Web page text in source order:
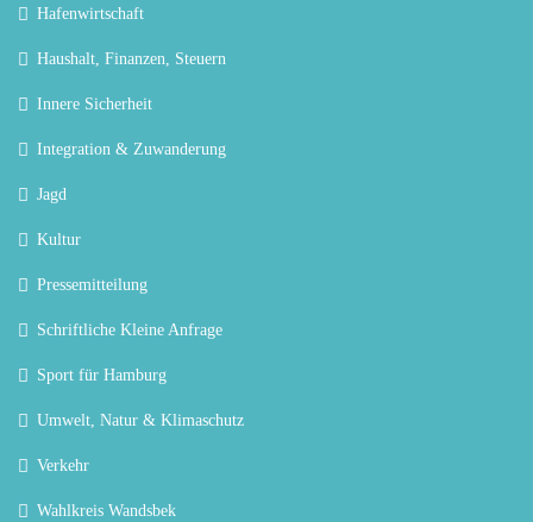
Hafenwirtschaft
Haushalt, Finanzen, Steuern
Innere Sicherheit
Integration & Zuwanderung
Jagd
Kultur
Pressemitteilung
Schriftliche Kleine Anfrage
Sport für Hamburg
Umwelt, Natur & Klimaschutz
Verkehr
Wahlkreis Wandsbek